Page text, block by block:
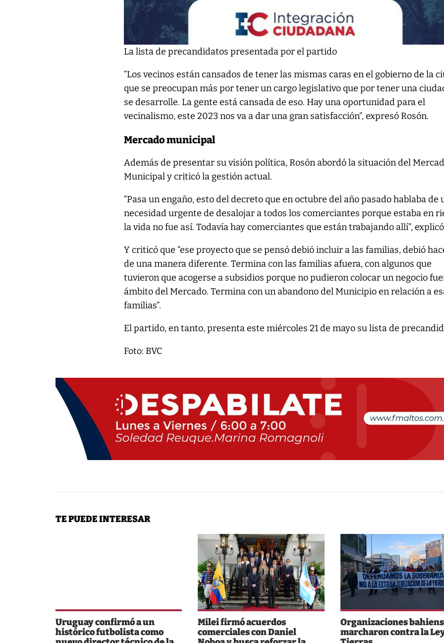
La lista de precandidatos presentada por el partido
“Los vecinos están cansados de tener las mismas caras en el gobierno de la
que se preocupan más por tener un cargo legislativo que por tener una
se desarrolle. La gente está cansada de eso. Hay una oportunidad para el
vecinalismo, este 2023 nos va a dar una gran satisfacción”, expresó Rosón.
Mercado municipal
Además de presentar su visión política, Rosón abordó la situación del
Municipal y criticó la gestión actual.
“Pasa un engaño, esto del decreto que en octubre del año pasado hablaba de
necesidad urgente de desalojar a todos los comerciantes porque estaba en
la vida no fue así. Todavía hay comerciantes que están trabajando allí”,
Y criticó que “ese proyecto que se pensó debió incluir a las familias, debió
de una manera diferente. Termina con las familias afuera, con algunos que
tuvieron que acogerse a subsidios porque no pudieron colocar un negocio
ámbito del Mercado. Termina con un abandono del Municipio en relación a
familias”.
El partido, en tanto, presenta este miércoles 21 de mayo su lista de
Foto: BVC
TE PUEDE INTERESAR
Uruguay confirmó a un
histórico futbolista como
Milei firmó acuerdos
comerciales con Daniel
Organizaciones
marcharon contra la